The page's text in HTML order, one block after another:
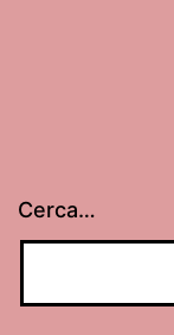
Cerca…